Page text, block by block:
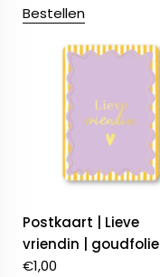
Bestellen
Postkaart | Lieve
vriendin | goudfolie
€1,00